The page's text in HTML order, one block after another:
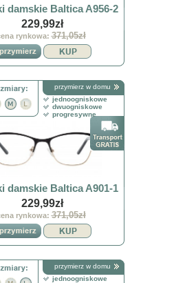
damskie Baltica A956-2
229,99zł
rynkowa:371,05zł
przymierz w domu
jednoogniskowe
dwuogniskowe
progresywne
damskie Baltica A901-1
229,99zł
rynkowa:371,05zł
przymierz w domu
jednoogniskowe